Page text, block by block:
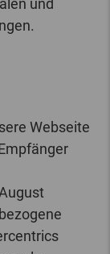
und
Webseite